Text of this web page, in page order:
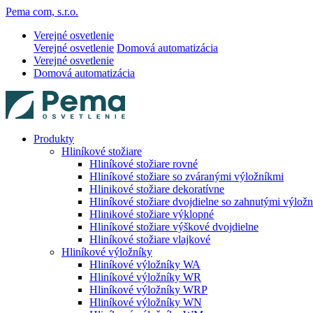
Pema com, s.r.o.
Verejné osvetlenie
Verejné osvetlenie Domová automatizácia
Verejné osvetlenie
Domová automatizácia
Produkty
Hliníkové stožiare
Hliníkové stožiare rovné
Hliníkové stožiare so zváranými výložníkmi
Hlinikové stožiare dekoratívne
Hliníkové stožiare dvojdielne so zahnutými
Hlinikové stožiare výklopné
Hliníkové stožiare výškové dvojdielne
Hliníkové stožiare vlajkové
Hliníkové výložníky
Hliníkové výložníky WA
Hliníkové výložníky WR
Hliníkové výložníky WRP
Hliníkové výložníky WN